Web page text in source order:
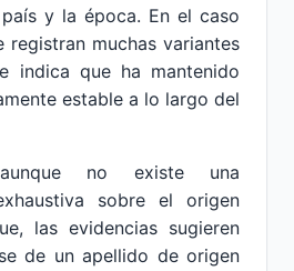
y la época. En el caso
registran muchas variantes
indica que ha mantenido
estable a lo largo del
no existe una
sobre el origen
las evidencias sugieren
de un apellido de origen